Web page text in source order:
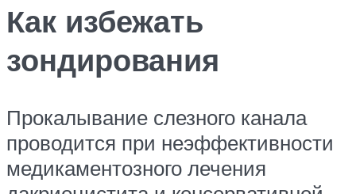
Как избежать
зондирования
Прокалывание слезного канала
проводится при неэффективности
медикаментозного лечения